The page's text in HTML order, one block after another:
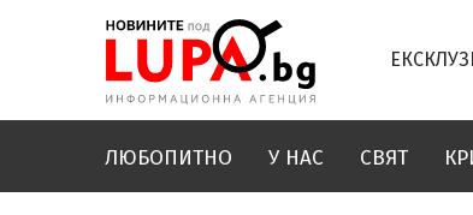
ЛЮБОПИТНО У НАС СВЯТ